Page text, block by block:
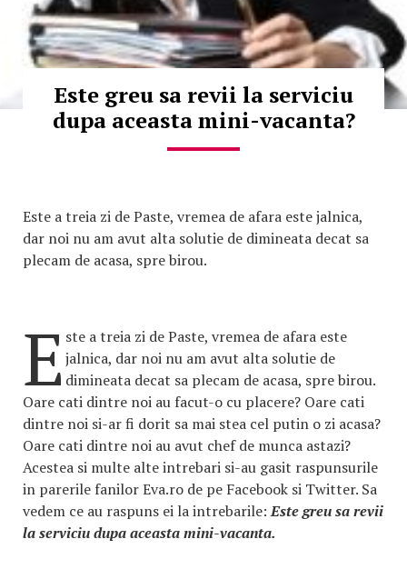
Este greu sa revii la serviciu
dupa aceasta mini-vacanta?
Este a treia zi de Paste, vremea de afara este jalnica,
dar noi nu am avut alta solutie de dimineata decat sa
plecam de acasa, spre birou.
E ste a treia zi de Paste, vremea de afara este
jalnica, dar noi nu am avut alta solutie de
dimineata decat sa plecam de acasa, spre birou.
Oare cati dintre noi au facut-o cu placere? Oare cati
dintre noi si-ar fi dorit sa mai stea cel putin o zi acasa?
Oare cati dintre noi au avut chef de munca astazi?
Acestea si multe alte intrebari si-au gasit raspunsurile
in parerile fanilor Eva.ro de pe Facebook si Twitter. Sa
vedem ce au raspuns ei la intrebarile:Este greu sa revii
la serviciu dupa aceasta mini-vacanta.